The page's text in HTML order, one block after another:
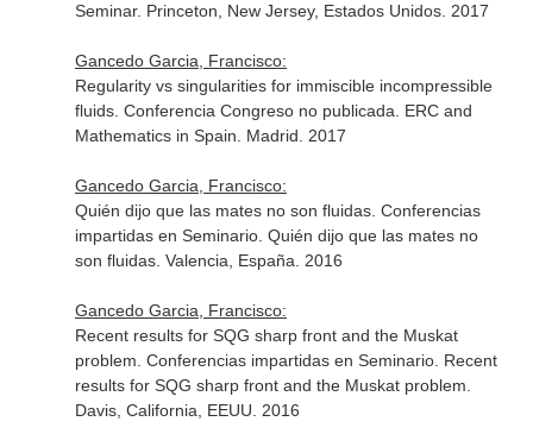
Seminar. Princeton, New Jersey, Estados Unidos. 2017
Gancedo Garcia, Francisco:
Regularity vs singularities for immiscible incompressible
fluids. Conferencia Congreso no publicada. ERC and
Mathematics in Spain. Madrid. 2017
Gancedo Garcia, Francisco:
Quién dijo que las mates no son fluidas. Conferencias
impartidas en Seminario. Quién dijo que las mates no
son fluidas. Valencia, España. 2016
Gancedo Garcia, Francisco:
Recent results for SQG sharp front and the Muskat
problem. Conferencias impartidas en Seminario. Recent
results for SQG sharp front and the Muskat problem.
Davis, California, EEUU. 2016